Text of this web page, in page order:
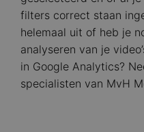
filters correct staan
helemaal uit of heb je
analyseren van je
in Google Analytics?
specialisten van MvH